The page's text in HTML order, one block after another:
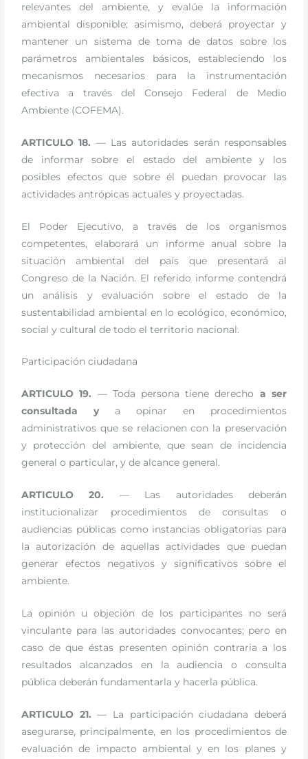
relevantes del ambiente, y evalúe la información
ambiental disponible; asimismo, deberá proyectar y
mantener un sistema de toma de datos sobre los
parámetros ambientales básicos, estableciendo los
mecanismos necesarios para la instrumentación
efectiva a través del Consejo Federal de Medio
Ambiente (COFEMA).
ARTICULO 18. — Las autoridades serán responsables
de informar sobre el estado del ambiente y los
posibles efectos que sobre él puedan provocar las
actividades antrópicas actuales y proyectadas.
El Poder Ejecutivo, a través de los organismos
competentes, elaborará un informe anual sobre la
situación ambiental del país que presentará al
Congreso de la Nación. El referido informe contendrá
un análisis y evaluación sobre el estado de la
sustentabilidad ambiental en lo ecológico, económico,
social y cultural de todo el territorio nacional.
Participación ciudadana
ARTICULO 19. — Toda persona tiene derecho a ser
consultada y a opinar en procedimientos
administrativos que se relacionen con la preservación
y protección del ambiente, que sean de incidencia
general o particular, y de alcance general.
ARTICULO 20. — Las autoridades deberán
institucionalizar procedimientos de consultas o
audiencias públicas como instancias obligatorias para
la autorización de aquellas actividades que puedan
generar efectos negativos y significativos sobre el
ambiente.
La opinión u objeción de los participantes no será
vinculante para las autoridades convocantes; pero en
caso de que éstas presenten opinión contraria a los
resultados alcanzados en la audiencia o consulta
pública deberán fundamentarla y hacerla pública.
ARTICULO 21.— La participación ciudadana deberá
asegurarse, principalmente, en los procedimientos de
evaluación de impacto ambiental y en los planes y